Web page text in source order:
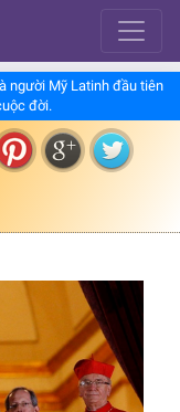
người Mỹ Latinh đầu tiên
đời.